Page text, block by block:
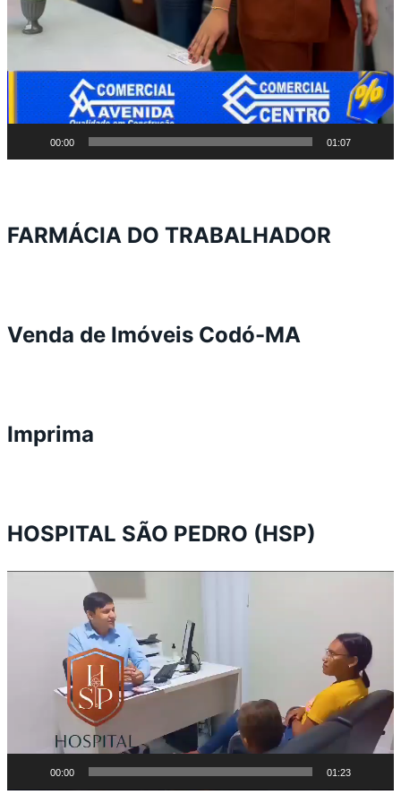
00:00 01:07
FARMÁCIA DO TRABALHADOR
Venda de Imóveis Codó-MA
Imprima
HOSPITAL SÃO PEDRO (HSP)
00:00 01:23